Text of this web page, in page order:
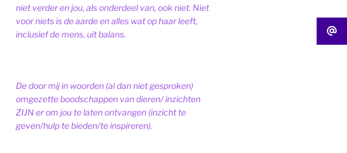
niet verder en jou, als onderdeel van, ook niet. Niet
voor niets is de aarde en alles wat op haar leeft,
inclusief de mens, uit balans.
De door mij in woorden (al dan niet gesproken)
omgezette boodschappen van dieren/ inzichten
ZIJN er om jou te laten ontvangen (inzicht te
geven/hulp te bieden/te inspireren).